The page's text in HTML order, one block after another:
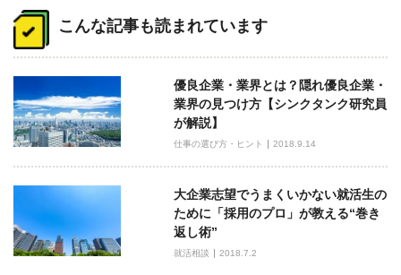
稿
ナ
ゲ
ー
シ
ョ
ン
こんな記事も読まれています
優良企業・業界とは？隠れ優良企業・
業界の見つけ方【シンクタンク研究員
が解説】
仕事の選び方・ヒント 2018.9.14
大企業志望でうまくいかない就活生の
ために「採用のプロ」が教える“巻き
返し術”
就活相談 2018.7.2